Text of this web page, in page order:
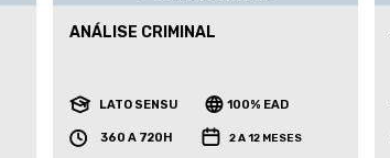
ANÁLISE CRIMINAL
LATO SENSU 100% EAD
360 A 720H 2 A 12 MESES